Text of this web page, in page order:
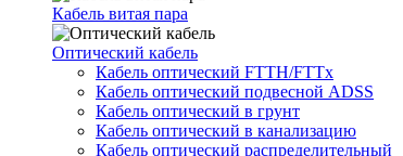
Кабель витая пара
Оптический кабель
Кабель оптический FTTH/FTTx
Кабель оптический подвесной ADSS
Кабель оптический в грунт
Кабель оптический в канализацию
Кабель оптический распределительный